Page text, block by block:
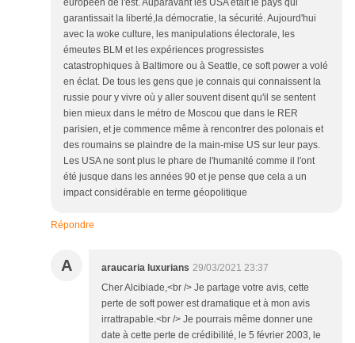
européen de l'est. Auparavant les USA était le pays qui
garantissait la liberté,la démocratie, la sécurité. Aujourd'hui
avec la woke culture, les manipulations électorale, les
émeutes BLM et les expériences progressistes
catastrophiques à Baltimore ou à Seattle, ce soft power a volé
en éclat. De tous les gens que je connais qui connaissent la
russie pour y vivre où y aller souvent disent qu'il se sentent
bien mieux dans le métro de Moscou que dans le RER
parisien, et je commence même à rencontrer des polonais et
des roumains se plaindre de la main-mise US sur leur pays.
Les USA ne sont plus le phare de l'humanité comme il l'ont
été jusque dans les années 90 et je pense que cela a un
impact considérable en terme géopolitique
Répondre
A araucaria luxurians 29/03/2021 23:37
Cher Alcibiade,<br /> Je partage votre avis, cette
perte de soft power est dramatique et à mon avis
irrattrapable.<br /> Je pourrais même donner une
date à cette perte de crédibilité, le 5 février 2003, le